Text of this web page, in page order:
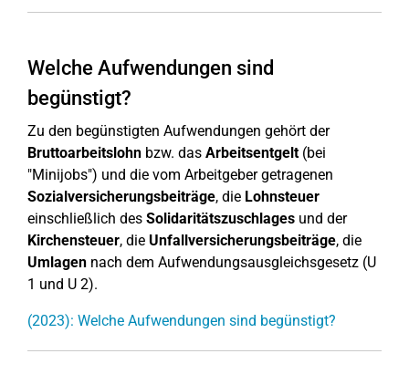
Welche Aufwendungen sind
begünstigt?
Zu den begünstigten Aufwendungen gehört der
Bruttoarbeitslohn bzw. das Arbeitsentgelt(bei
"Minijobs") und die vom Arbeitgeber getragenen
Sozialversicherungsbeiträge, die Lohnsteuer
einschließlich des Solidaritätszuschlages und der
Kirchensteuer, die Unfallversicherungsbeiträge, die
Umlagen nach dem Aufwendungsausgleichsgesetz (U
1 und U 2).
(2023): Welche Aufwendungen sind begünstigt?